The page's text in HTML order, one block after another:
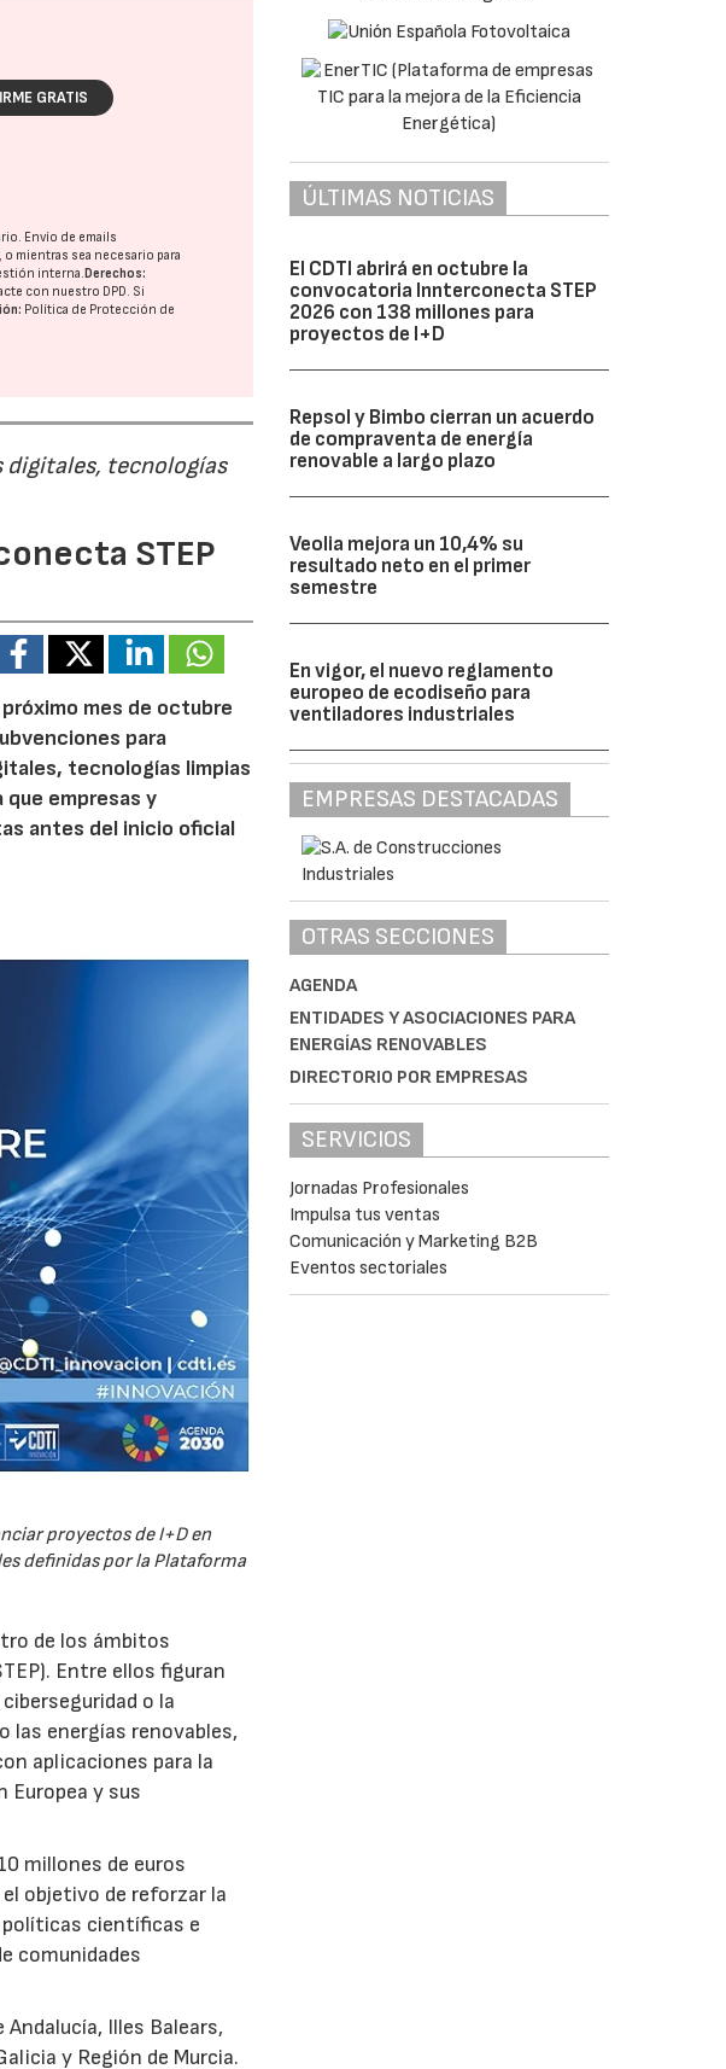
GRATIS
Envío de emails
mientras sea necesario para
interna.Derechos:
con nuestro DPD. Si
Política de Protección de
digitales, tecnologías
STEP
próximo mes de octubre
para
tecnologías limpias
empresas y
antes del inicio oficial
proyectos de I+D en
definidas por la Plataforma
de los ámbitos
Entre ellos figuran
o la
las energías renovables,
aplicaciones para la
Europea y sus
millones de euros
objetivo de reforzar la
científicas e
comunidades
Illes Balears,
y Región de Murcia.
ÚLTIMAS NOTICIAS
El CDTI abrirá en octubre la
convocatoria Innterconecta STEP
2026 con 138 millones para
proyectos de I+D
Repsol y Bimbo cierran un acuerdo
de compraventa de energía
renovable a largo plazo
Veolia mejora un 10,4% su
resultado neto en el primer
semestre
En vigor, el nuevo reglamento
europeo de ecodiseño para
ventiladores industriales
EMPRESAS DESTACADAS
OTRAS SECCIONES
AGENDA
ENTIDADES Y ASOCIACIONES PARA
ENERGÍAS RENOVABLES
DIRECTORIO POR EMPRESAS
SERVICIOS
Jornadas Profesionales
Impulsa tus ventas
Comunicación y Marketing B2B
Eventos sectoriales